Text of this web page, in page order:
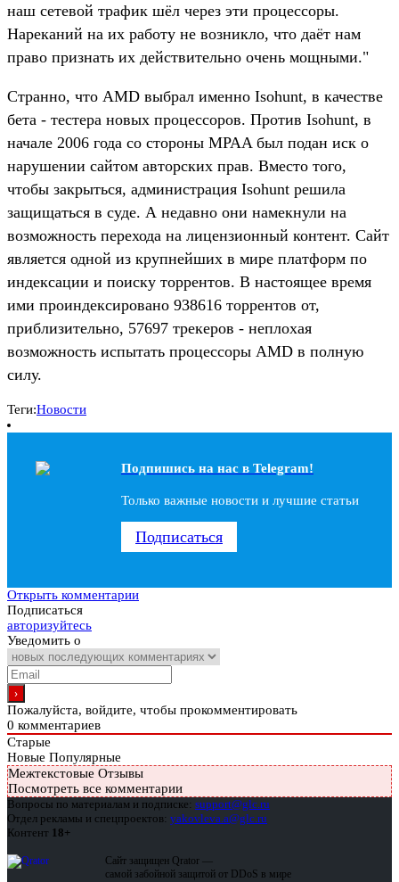
наш сетевой трафик шёл через эти процессоры.
Нареканий на их работу не возникло, что даёт нам
право признать их действительно очень мощными."
Странно, что AMD выбрал именно Isohunt, в качестве
бета - тестера новых процессоров. Против Isohunt, в
начале 2006 года со стороны MPAA был подан иск о
нарушении сайтом авторских прав. Вместо того,
чтобы закрыться, администрация Isohunt решила
защищаться в суде. А недавно они намекнули на
возможность перехода на лицензионный контент. Сайт
является одной из крупнейших в мире платформ по
индексации и поиску торрентов. В настоящее время
ими проиндексировано 938616 торрентов от,
приблизительно, 57697 трекеров - неплохая
возможность испытать процессоры AMD в полную
силу.
Теги:Новости
Подпишись на наc в Telegram!
Только важные новости и лучшие статьи
Подписаться
Открыть комментарии
Подписаться
авторизуйтесь
Уведомить о
Пожалуйста, войдите, чтобы прокомментировать
0 комментариев
Старые
Новые Популярные
Межтекстовые Отзывы
Посмотреть все комментарии
Вопросы по материалам и подписке: support@glc.ru
Отдел рекламы и спецпроектов: yakovleva.a@glc.ru
Контент 18+
Сайт защищен Qrator —
самой забойной защитой от DDoS в мире